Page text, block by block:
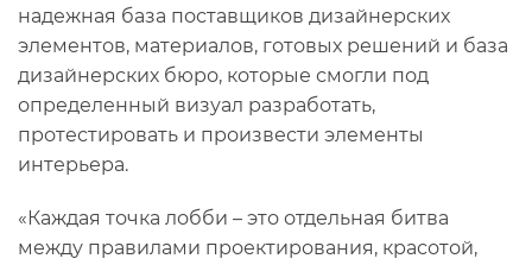
надежная база поставщиков дизайнерских
элементов, материалов, готовых решений и база
дизайнерских бюро, которые смогли под
определенный визуал разработать,
протестировать и произвести элементы
интерьера.
«Каждая точка лобби – это отдельная битва
между правилами проектирования, красотой,